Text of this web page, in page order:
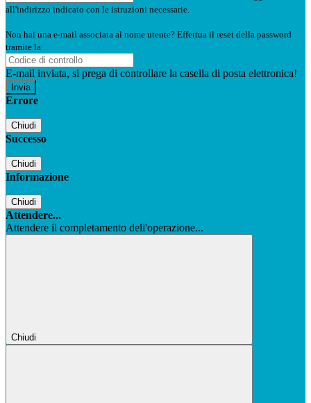
all'indirizzo indicato con le istruzioni necessarie.
Non hai una e-mail associata al nome utente? Effettua il reset della password
tramite la
E-mail inviata, si prega di controllare la casella di posta elettronica!
Errore
Chiudi
Successo
Chiudi
Informazione
Chiudi
Attendere...
Attendere il completamento dell'operazione...
Chiudi